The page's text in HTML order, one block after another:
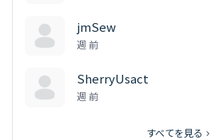
jmSew
週 前
SherryUsact
週 前
すべてを見る